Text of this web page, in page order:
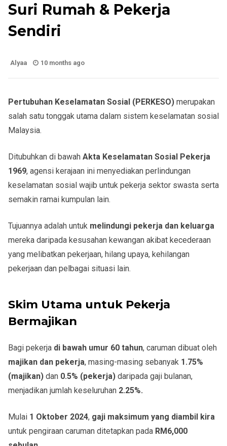
Suri Rumah & Pekerja
Sendiri
Alyaa 10 months ago
Pertubuhan Keselamatan Sosial (PERKESO) merupakan
salah satu tonggak utama dalam sistem keselamatan sosial
Malaysia.
Ditubuhkan di bawah Akta Keselamatan Sosial Pekerja
1969, agensi kerajaan ini menyediakan perlindungan
keselamatan sosial wajib untuk pekerja sektor swasta serta
semakin ramai kumpulan lain.
Tujuannya adalah untuk melindungi pekerja dan keluarga
mereka daripada kesusahan kewangan akibat kecederaan
yang melibatkan pekerjaan, hilang upaya, kehilangan
pekerjaan dan pelbagai situasi lain.
Skim Utama untuk Pekerja
Bermajikan
Bagi pekerja di bawah umur 60 tahun, caruman dibuat oleh
majikan dan pekerja, masing-masing sebanyak 1.75%
(majikan) dan 0.5% (pekerja) daripada gaji bulanan,
menjadikan jumlah keseluruhan 2.25%.
Mulai 1 Oktober 2024, gaji maksimum yang diambil kira
untuk pengiraan caruman ditetapkan pada RM6,000